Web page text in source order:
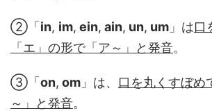
②「in, im, ein, ain, un, um 」は口
「エ」の形で「ア～」と発音。
③「on, om 」は、 口を丸くすぼめ
～」と発音。